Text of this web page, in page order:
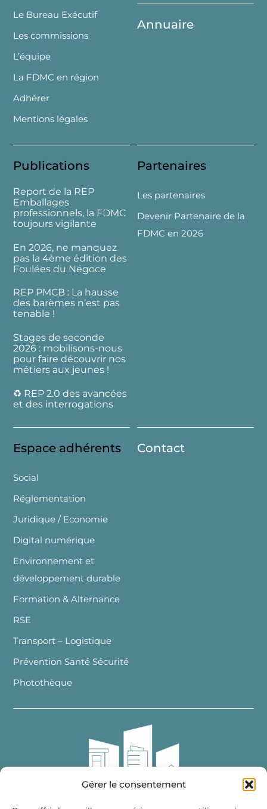
Gérer le consentement
Le Bureau Exécutif
Les commissions
L’équipe
La FDMC en région
Adhérer
Mentions légales
Annuaire
Publications
Report de la REP
Emballages
professionnels, la FDMC
toujours vigilante
En 2026, ne manquez
pas la 4ème édition des
Foulées du Négoce
REP PMCB : La hausse
des barèmes n’est pas
tenable !
Stages de seconde
2026 : mobilisons-nous
pour faire découvrir nos
métiers aux jeunes !
♻️ REP 2.0 des avancées
et des interrogations
Partenaires
Les partenaires
Devenir Partenaire de la
FDMC en 2026
Espace adhérents
Social
Réglementation
Juridique / Economie
Digital numérique
Environnement et
développement durable
Formation & Alternance
RSE
Transport – Logistique
Prévention Santé Sécurité
Photothèque
Contact